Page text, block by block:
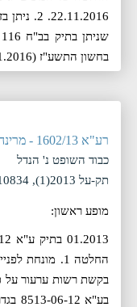
בחשון התשע"ז (‏15.11.2016).
רע"א 1602/13 - מרינה בורשצבסקי נ' ליאון שפולנסקי
כבוד השופט נ' הנדל
תק-על 2013(1), 10834
מופע ראשון:
01.2013 בתיק ע"א 8513-06-12 בשם המבקשת - עו"ד
החלטה 1.
בקשת רשות ערעור על